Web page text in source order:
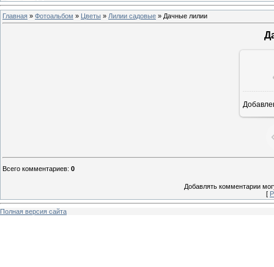
Главная » Фотоальбом » Цветы » Лилии садовые » Дачные лилии
Всего комментариев: 0
Добавлять комментарии
[
Полная версия сайта